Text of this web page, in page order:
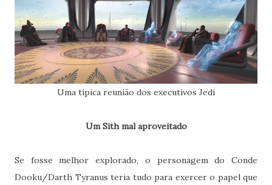
Uma típica reunião dos executivos Jedi
Um Sith mal aproveitado
Se fosse melhor explorado, o personagem do Conde
Dooku/Darth Tyranus teria tudo para exercer o papel que